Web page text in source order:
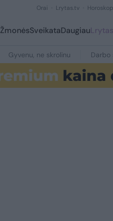
Orai Lrytas.tv
ŽmonėsSveikataDaugiau
Gyvenu, ne skrolinu Darbo